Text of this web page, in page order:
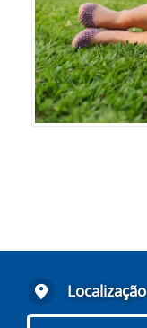
Localização